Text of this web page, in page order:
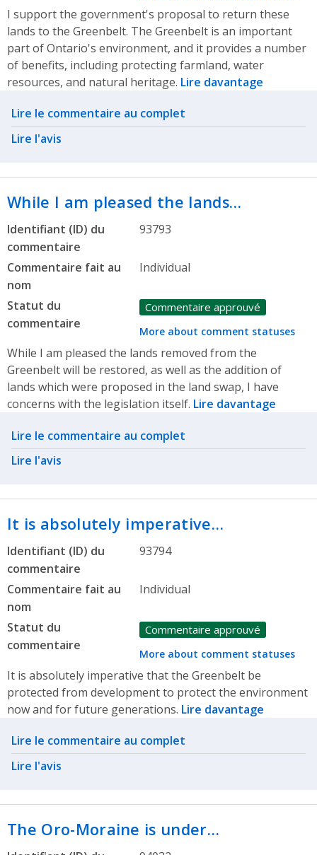
I support the government's proposal to return these
lands to the Greenbelt. The Greenbelt is an important
part of Ontario's environment, and it provides a number
of benefits, including protecting farmland, water
resources, and natural heritage. Lire davantage
Related actions
Lire le commentaire au complet
Lire l'avis
While I am pleased the lands…
Identifiant (ID) du
commentaire
93793
Commentaire fait au
nom
Individual
Statut du
commentaire
Commentaire approuvé
More about comment statuses
While I am pleased the lands removed from the
Greenbelt will be restored, as well as the addition of
lands which were proposed in the land swap, I have
concerns with the legislation itself. Lire davantage
Related actions
Lire le commentaire au complet
Lire l'avis
It is absolutely imperative…
Identifiant (ID) du
commentaire
93794
Commentaire fait au
nom
Individual
Statut du
commentaire
Commentaire approuvé
More about comment statuses
It is absolutely imperative that the Greenbelt be
protected from development to protect the environment
now and for future generations. Lire davantage
Related actions
Lire le commentaire au complet
Lire l'avis
The Oro-Moraine is under…